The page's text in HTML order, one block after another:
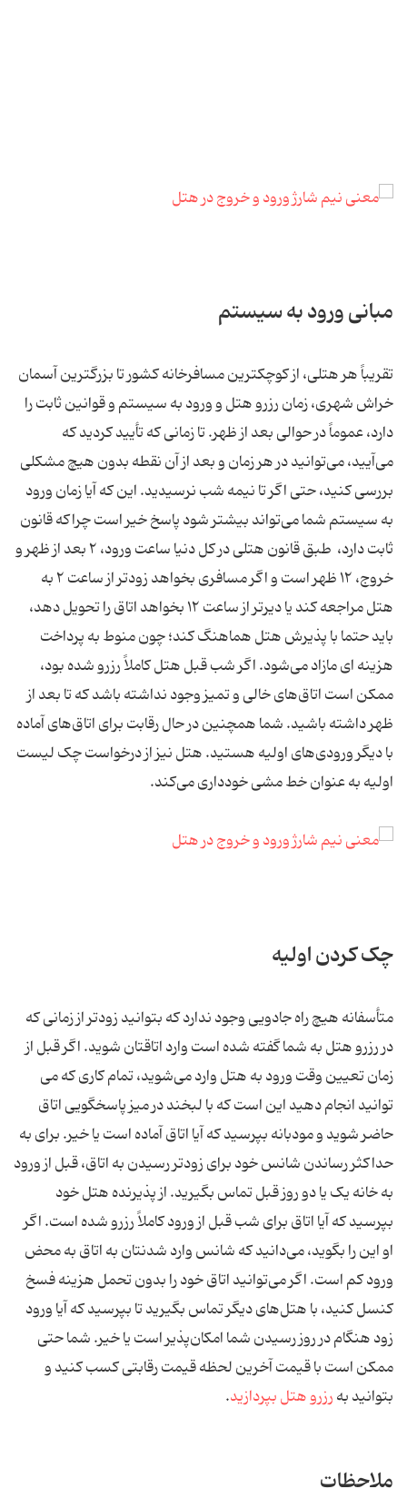
مبانی ورود به سیستم
تقریباً هر هتلی، از کوچکترین مسافرخانه کشور تا بزرگترین آسمان
خراش شهری، زمان رزرو هتل و ورود به سیستم و قوانین ثابت را
دارد، عموماً در حوالی بعد از ظهر. تا زمانی که تأیید کردید که
می‌آیید، می‌توانید در هر زمان و بعد از آن نقطه بدون هیچ مشکلی
بررسی کنید، حتی اگر تا نیمه شب نرسیدید. این که آیا زمان ورود
به سیستم شما می‌تواند بیشتر شود پاسخ خیر است چراکه قانون
ثابت دارد، طبق قانون هتلی در کل دنیا ساعت ورود، ۲ بعد از ظهر و
خروج، ۱۲ ظهر است و اگر مسافری بخواهد زودتر از ساعت ۲ به
هتل مراجعه کند یا دیرتر از ساعت ۱۲ بخواهد اتاق را تحویل دهد،
باید حتما با پذیرش هتل هماهنگ کند؛ چون منوط به پرداخت
هزینه ای مازاد می‌شود. اگر شب قبل هتل کاملاً رزرو شده بود،
ممکن است اتاق‌های خالی و تمیز وجود نداشته باشد که تا بعد از
ظهر داشته باشید. شما همچنین در حال رقابت برای اتاق‌های آماده
با دیگر ورودی‌های اولیه هستید. هتل نیز از درخواست چک لیست
اولیه به عنوان خط مشی خودداری می‌کند.
چک کردن اولیه
متأسفانه هیچ راه جادویی وجود ندارد که بتوانید زودتر از زمانی که
در رزرو هتل به شما گفته شده است وارد اتاقتان شوید. اگر قبل از
زمان تعیین وقت ورود به هتل وارد می‌شوید، تمام کاری که می
توانید انجام دهید این است که با لبخند در میز پاسخگویی اتاق
حاضر شوید و مودبانه بپرسید که آیا اتاق آماده است یا خیر. برای به
حداکثر رساندن شانس خود برای زودتر رسیدن به اتاق، قبل از ورود
به خانه یک یا دو روز قبل تماس بگیرید. از پذیرنده هتل خود
بپرسید که آیا اتاق برای شب قبل از ورود کاملاً رزرو شده است. اگر
او این را بگوید، می‌دانید که شانس وارد شدنتان به اتاق به محض
ورود کم است. اگر می‌توانید اتاق خود را بدون تحمل هزینه فسخ
کنسل کنید، با هتل‌های دیگر تماس بگیرید تا بپرسید که آیا ورود
زود هنگام در روز رسیدن شما امکان‌پذیر است یا خیر. شما حتی
ممکن است با قیمت آخرین لحظه قیمت رقابتی کسب کنید و
بتوانید بهرزرو هتل بپردازید.
ملاحظات